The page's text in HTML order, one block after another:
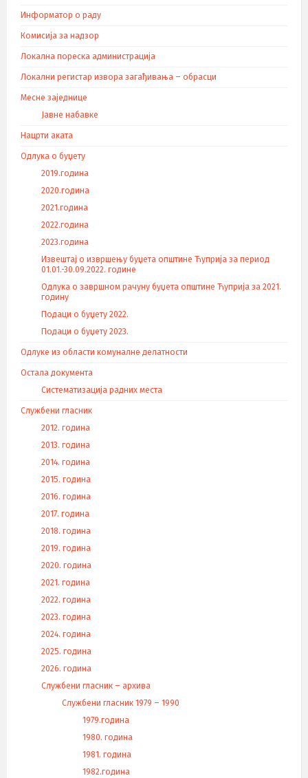
Информатор о раду
Комисија за надзор
Локална пореска администрација
Локални регистар извора загађивања – обрасци
Месне заједнице
Јавне набавке
Нацрти аката
Одлука о буџету
2019.година
2020.година
2021.година
2022.година
2023.година
Извештај о извршењу буџета општине Ћуприја за период
01.01.-30.09.2022. године
Одлука о завршном рачуну буџета општине Ћуприја за 2021.
годину
Подаци о буџету 2022.
Подаци о буџету 2023.
Одлуке из области комуналне делатности
Остала документа
Систематизација радних места
Службени гласник
2012. година
2013. година
2014. година
2015. година
2016. година
2017. година
2018. година
2019. година
2020. година
2021. година
2022. година
2023. година
2024. година
2025. година
2026. година
Службени гласник – архива
Службени гласник 1979 – 1990
1979.година
1980. година
1981. година
1982.година